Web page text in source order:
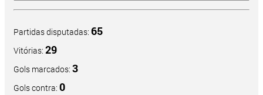
Partidas disputadas: 65
Vitórias: 29
Gols marcados: 3
Gols contra: 0